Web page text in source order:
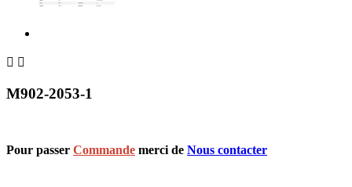
 
M902-2053-1
Pour passer Commande merci de Nous contacter